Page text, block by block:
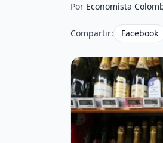
Por Economista
Compartir: Facebook